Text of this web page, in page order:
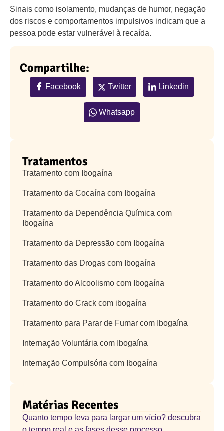
Sinais como isolamento, mudanças de humor, negação
dos riscos e comportamentos impulsivos indicam que a
pessoa pode estar vulnerável à recaída.
Compartilhe:
Facebook Twitter Linkedin
Whatsapp
Tratamentos
Tratamento com Ibogaína
Tratamento da Cocaína com Ibogaína
Tratamento da Dependência Química com
Ibogaína
Tratamento da Depressão com Ibogaína
Tratamento das Drogas com Ibogaína
Tratamento do Alcoolismo com Ibogaína
Tratamento do Crack com ibogaína
Tratamento para Parar de Fumar com Ibogaína
Internação Voluntária com Ibogaína
Internação Compulsória com Ibogaína
Matérias Recentes
Quanto tempo leva para largar um vício? descubra
o tempo real e as fases desse processo